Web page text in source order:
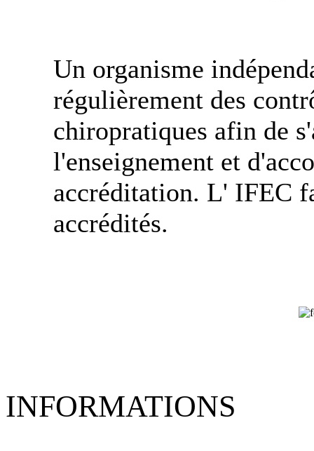
Un organisme
régulièrement des
chiropratiques afin de
l'enseignement et
accréditation. L' IFEC
accrédités.
INFORMATIONS